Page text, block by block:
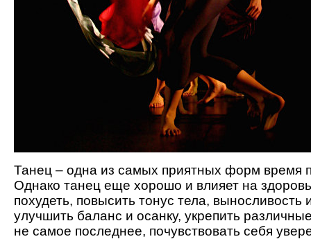
Танец – одна из самых приятных форм время
Однако танец еще хорошо и влияет на
похудеть, повысить тонус тела, выносливость
улучшить баланс и осанку, укрепить
не самое последнее, почувствовать себя